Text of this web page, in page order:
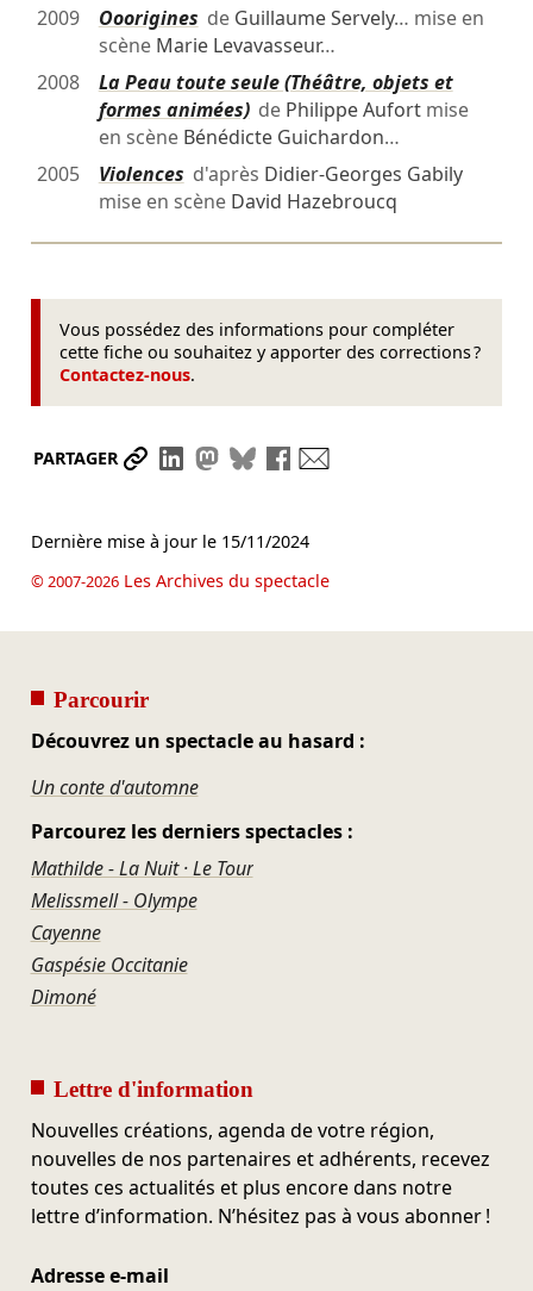
2009
Ooorigines de Guillaume Servely… mise en
scène Marie Levavasseur…
2008
La Peau toute seule (Théâtre, objets et
formes animées)de Philippe Aufortmise
en scène Bénédicte Guichardon…
2005
Violences d'après Didier-Georges Gabily
mise en scène David Hazebroucq
Vous possédez des informations pour compléter
cette fiche ou souhaitez y apporter des corrections ?
Contactez-nous.
PARTAGER Partager le lien
Partager sur LinkedIn
Partager sur Mastodon
Partager sur Bluesky
Partager sur Facebook
Dernière mise à jour le 15/11/2024
© 2007-2026Les Archives du spectacle
Parcourir
Découvrez un spectacle au hasard :
Un conte d'automne
Parcourez les derniers spectacles :
Mathilde - La Nuit · Le Tour
Melissmell - Olympe
Cayenne
Gaspésie Occitanie
Dimoné
Lettre d'information
Nouvelles créations, agenda de votre région,
nouvelles de nos partenaires et adhérents, recevez
toutes ces actualités et plus encore dans notre
lettre d’information. N’hésitez pas à vous abonner !
Adresse e-mail